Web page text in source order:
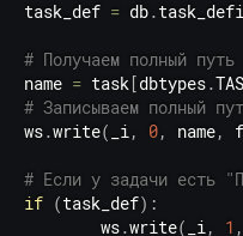
task_def
= db.
# Получаем полный путь
name
= task [dbtypes.
# Записываем полный
ws
.write( _i, 0, name,
# Если у задачи есть
if (task_def) :
ws
.write( _i, 1 ,